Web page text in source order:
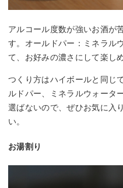
アルコール度数が強いお酒が
す。オールドパー：ミネラル
て、お好みの濃さにして楽し
つくり方はハイボールと同じ
ルドパー、ミネラルウォータ
選ばないので、ぜひお気に入
い。
お湯割り